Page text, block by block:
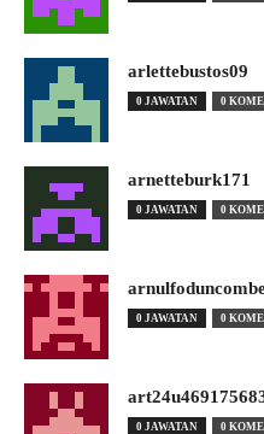
arlettebustos09
0 JAWATAN 0
arnetteburk171
0 JAWATAN 0
0 JAWATAN 0
0 JAWATAN 0